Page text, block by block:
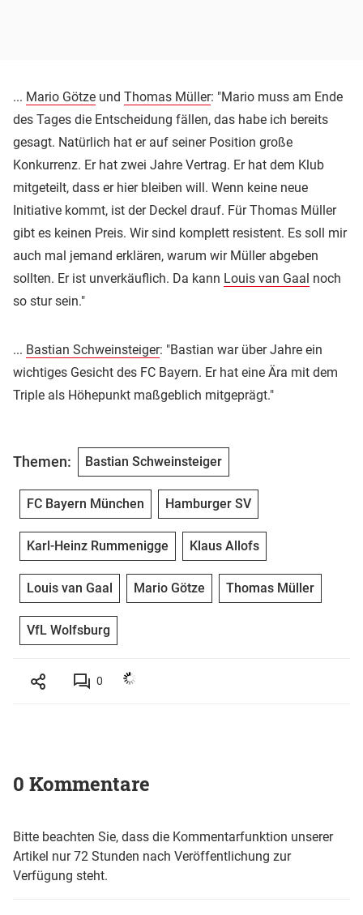
... Mario Götze und Thomas Müller: "Mario muss am Ende
des Tages die Entscheidung fällen, das habe ich bereits
gesagt. Natürlich hat er auf seiner Position große
Konkurrenz. Er hat zwei Jahre Vertrag. Er hat dem Klub
mitgeteilt, dass er hier bleiben will. Wenn keine neue
Initiative kommt, ist der Deckel drauf. Für Thomas Müller
gibt es keinen Preis. Wir sind komplett resistent. Es soll mir
auch mal jemand erklären, warum wir Müller abgeben
sollten. Er ist unverkäuflich. Da kann Louis van Gaal noch
so stur sein."
... Bastian Schweinsteiger: "Bastian war über Jahre ein
wichtiges Gesicht des FC Bayern. Er hat eine Ära mit dem
Triple als Höhepunkt maßgeblich mitgeprägt."
Themen: Bastian Schweinsteiger
FC Bayern München Hamburger SV
Karl-Heinz Rummenigge Klaus Allofs
Louis van Gaal Mario Götze Thomas Müller
VfL Wolfsburg
0
0 Kommentare
Bitte beachten Sie, dass die Kommentarfunktion unserer
Artikel nur 72 Stunden nach Veröffentlichung zur
Verfügung steht.